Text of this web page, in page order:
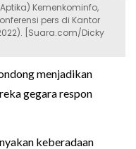
Kemenkominfo,
pers di Kantor
[Suara.com/Dicky
menjadikan
gegara respon
keberadaan